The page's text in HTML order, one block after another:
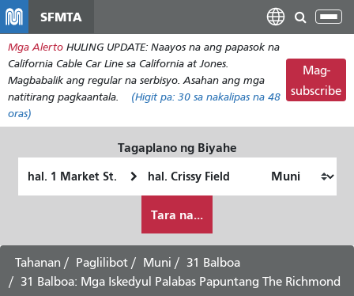
pangunahing
nilalaman
SFMTA
I-
ang
Mga Alerto HULING UPDATE: Naayos na ang papasok na
California Cable Car Line sa California at Jones.
Magbabalik ang regular na serbisyo. Asahan ang mga
natitirang pagkaantala.
(Higit pa: 30 sa nakalipas na 48
oras)
Mag-
subscribe
Tagaplano ng Biyahe
ko
gustong
maglakbay
Tara na...
Tahanan Paglilibot Muni
31 Balboa
31 Balboa: Mga Iskedyul Palabas Papuntang The Richmond